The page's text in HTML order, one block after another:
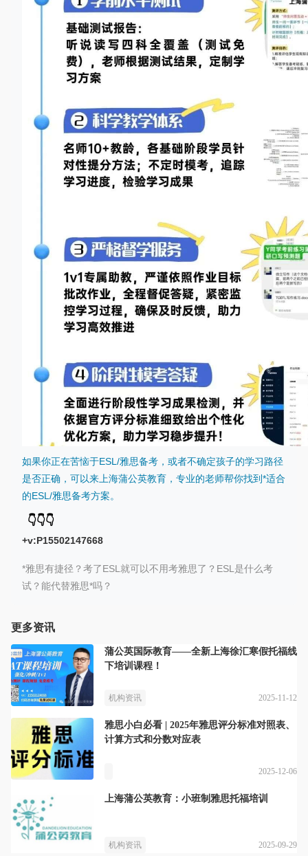
如果你正在苦恼于ESL/雅思备考，或者不确定孩子的学习路径
是否正确，可以来上海蒲公英教育，专业的老师帮你找到*适合
的ESL/雅思备考方案。
👇👇👇
+v:P15502147668
*雅思有捷径？考了ESL就可以不用考雅思了？ESL是什么考
试？能代替雅思*吗？
更多资讯
蒲公英国际教育——全新上海徐汇寒假托福线
下培训课程！
机构资讯 2025-11-12
雅思小白必看 | 2025年雅思评分标准对照表、
计算方式和分数对应表
2025-12-06
上海蒲公英教育：小班制雅思托福培训
机构资讯 2025-09-29